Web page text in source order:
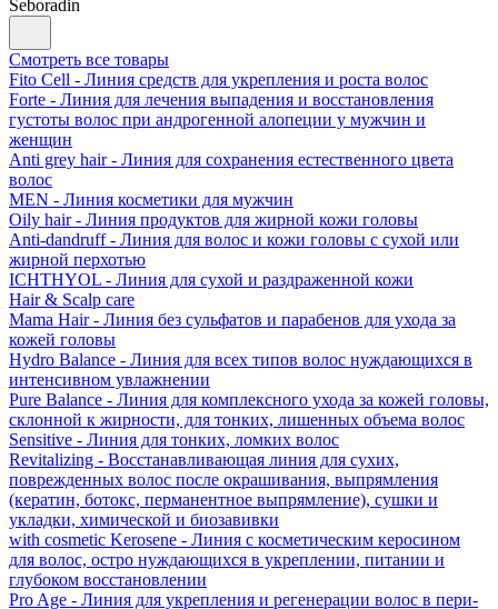
Seboradin
Смотреть все товары
Fito Cell - Линия средств для укрепления и роста волос
Forte - Линия для лечения выпадения и восстановления
густоты волос при андрогенной алопеции у мужчин и
женщин
Anti grey hair - Линия для сохранения естественного цвета
волос
MEN - Линия косметики для мужчин
Oily hair - Линия продуктов для жирной кожи головы
Anti-dandruff - Линия для волос и кожи головы с сухой или
жирной перхотью
ICHTHYOL - Линия для сухой и раздраженной кожи
Hair & Scalp care
Mama Hair - Линия без сульфатов и парабенов для ухода за
кожей головы
Hydro Balance - Линия для всех типов волос нуждающихся в
интенсивном увлажнении
Pure Balance - Линия для комплексного ухода за кожей головы,
склонной к жирности, для тонких, лишенных объема волос
Sensitive - Линия для тонких, ломких волос
Revitalizing - Восстанавливающая линия для сухих,
поврежденных волос после окрашивания, выпрямления
(кератин, ботокс, перманентное выпрямление), сушки и
укладки, химической и биозавивки
with cosmetic Kerosene - Линия с косметическим керосином
для волос, остро нуждающихся в укреплении, питании и
глубоком восстановлении
Pro Age - Линия для укрепления и регенерации волос в пери-